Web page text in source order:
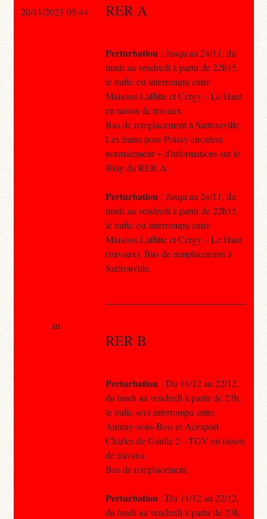
20/11/2023 05:44 RER A
Perturbation : Jusqu'au 24/11, du
lundi au vendredi à partir de 22h15,
le trafic est interrompu entre
Maisons-Laffitte et Cergy – Le Haut
en raison de travaux.
Bus de remplacement à Sartrouville.
Les trains pour Poissy circulent
normalement + d'informations sur le
Blog du RER A.
Perturbation : Jusqu'au 24/11, du
lundi au vendredi à partir de 22h15,
le trafic est interrompu entre
Maisons-Laffitte et Cergy – Le Haut
(travaux). Bus de remplacement à
Sartrouville.
RER B
Perturbation : Du 11/12 au 22/12,
du lundi au vendredi à partir de 23h,
le trafic sera interrompu entre
Aulnay-sous-Bois et Aéroport
Charles de Gaulle 2 – TGV en raison
de travaux.
Bus de remplacement.
Perturbation : Du 11/12 au 22/12,
du lundi au vendredi à partir de 23h,
au